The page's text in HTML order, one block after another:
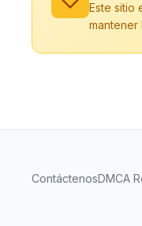
Este sitio
mantener
ContáctenosDMCA